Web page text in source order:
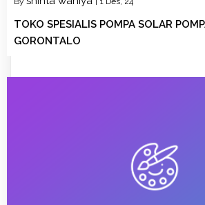
TOKO SPESIALIS POMPA SOLAR
GORONTALO